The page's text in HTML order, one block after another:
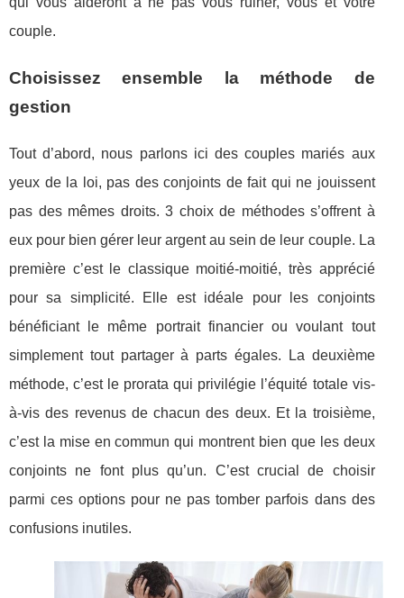
couple.
Choisissez ensemble la méthode de
gestion
Tout d’abord, nous parlons ici des couples mariés aux
yeux de la loi, pas des conjoints de fait qui ne jouissent
pas des mêmes droits. 3 choix de méthodes s’offrent à
eux pour bien gérer leur argent au sein de leur couple. La
première c’est le classique moitié-moitié, très apprécié
pour sa simplicité. Elle est idéale pour les conjoints
bénéficiant le même portrait financier ou voulant tout
simplement tout partager à parts égales. La deuxième
méthode, c’est le prorata qui privilégie l’équité totale vis-
à-vis des revenus de chacun des deux. Et la troisième,
c’est la mise en commun qui montrent bien que les deux
conjoints ne font plus qu’un. C’est crucial de choisir
parmi ces options pour ne pas tomber parfois dans des
confusions inutiles.